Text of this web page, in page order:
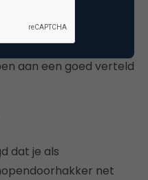
schrijfstijl?
bij de
zijn ook gewoon
aan een goed verteld
dat je als
net